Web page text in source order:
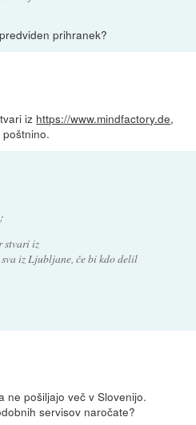
prihranek?
iz https://www.mindfactory.de,
:
stvari iz
iz Ljubljane, če bi kdo delil
ne pošiljajo več v Slovenijo.
servisov naročate?